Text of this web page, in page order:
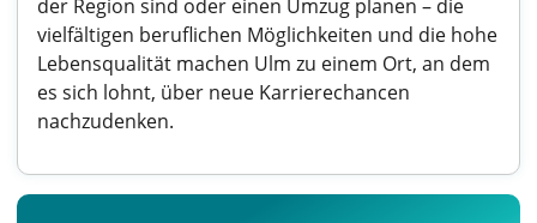
der Region sind oder einen Umzug planen – die
vielfältigen beruflichen Möglichkeiten und die hohe
Lebensqualität machen Ulm zu einem Ort, an dem
es sich lohnt, über neue Karrierechancen
nachzudenken.